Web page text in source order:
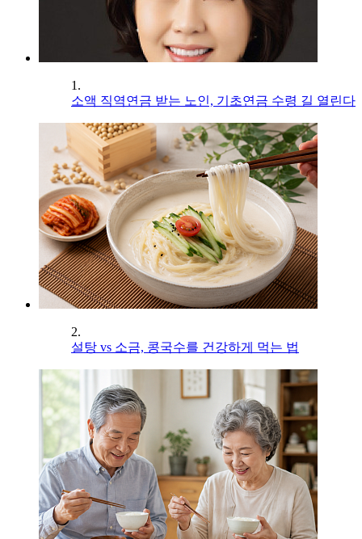
1.
소액 직역연금 받는 노인, 기초연금 수령 길 열린다
2.
설탕 vs 소금, 콩국수를 건강하게 먹는 법